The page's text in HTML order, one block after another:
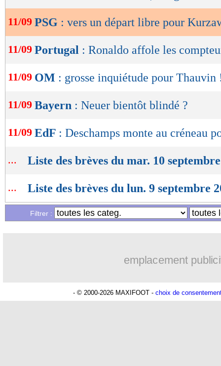
OK
11/09 PSG : vers un départ libre pour
11/09 Portugal : Ronaldo affole les
11/09 OM : grosse inquiétude pour Thauvin
11/09 Bayern : Neuer bientôt blindé ?
11/09 EdF : Deschamps monte au créneau
... Liste des brèves du mar. 10
... Liste des brèves du lun. 9 septembre
Filtrer :
emplacement
- © 2000-2026 MAXIFOOT - choix de